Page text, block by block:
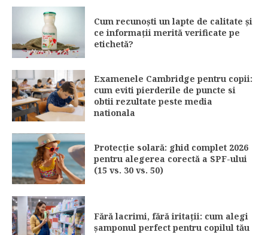
Cum recunoști un lapte de calitate și
ce informații merită verificate pe
etichetă?
Examenele Cambridge pentru copii:
cum eviti pierderile de puncte si
obtii rezultate peste media
nationala
Protecție solară: ghid complet 2026
pentru alegerea corectă a SPF-ului
(15 vs. 30 vs. 50)
Fără lacrimi, fără iritații: cum alegi
șamponul perfect pentru copilul tău